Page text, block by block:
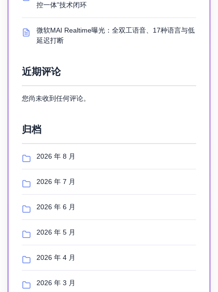
控一体”技术闭环
微软MAI Realtime曝光：全双工语音、17种语言与低
延迟打断
近期评论
您尚未收到任何评论。
归档
2026 年 8 月
2026 年 7 月
2026 年 6 月
2026 年 5 月
2026 年 4 月
2026 年 3 月